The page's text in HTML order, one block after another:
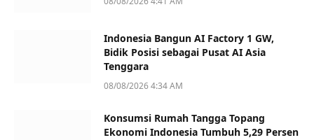
Indonesia Bangun AI Factory 1 GW,
Bidik Posisi sebagai Pusat AI Asia
Tenggara
08/08/2026 4:34 AM
Konsumsi Rumah Tangga Topang
Ekonomi Indonesia Tumbuh 5,29 Persen